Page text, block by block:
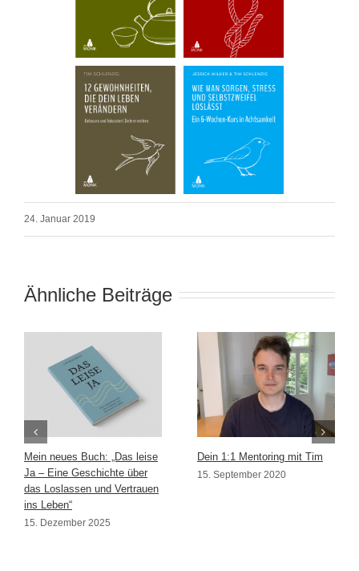
24. Januar 2019
Ähnliche Beiträge
Mein neues Buch: „Das leise
Ja – Eine Geschichte über
das Loslassen und Vertrauen
ins Leben“
15. Dezember 2025
Dein 1:1 Mentoring mit Tim
15. September 2020